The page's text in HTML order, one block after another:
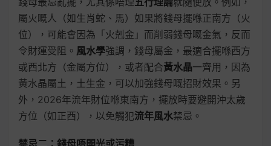
屬火嘅人（如生肖蛇、馬）如果將錢母擺喺正南方（火
位），可能會因為「火剋金」而削弱錢母嘅金氣，反而
令財運受阻。 風水學強調，錢母屬金，最適合擺喺西方
或西北方（金屬方位），或者配合黃水晶一齊用，因為
黃水晶屬土，土生金，可以加強錢母嘅招財效果。另
外，2026年流年財位喺東南方，擺放時要避開沖太歲
方位（如正西），以免觸犯流年風水禁忌。
禁忌二：錢母唔開光或污糟